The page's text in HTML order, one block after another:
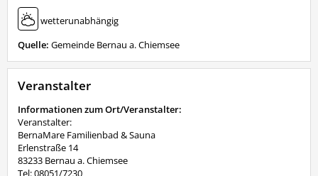
wetterunabhängig
Quelle: Gemeinde Bernau a. Chiemsee
Veranstalter
Informationen zum Ort/Veranstalter:
Veranstalter:
BernaMare Familienbad & Sauna
Erlenstraße 14
83233 Bernau a. Chiemsee
Tel: 08051/7230